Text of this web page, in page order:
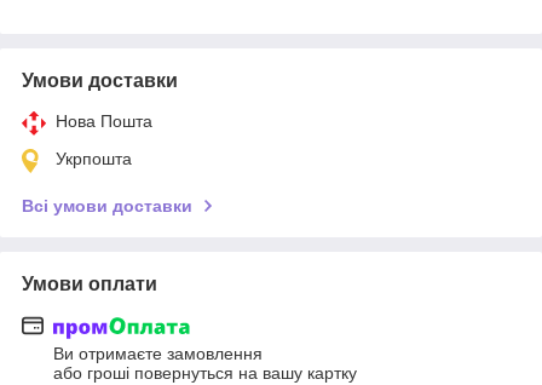
Умови доставки
Нова Пошта
Укрпошта
Всі умови доставки
Умови оплати
Ви отримаєте замовлення
або гроші повернуться на вашу картку